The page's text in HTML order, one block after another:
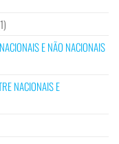
E NÃO NACIONAIS
NACIONAIS E